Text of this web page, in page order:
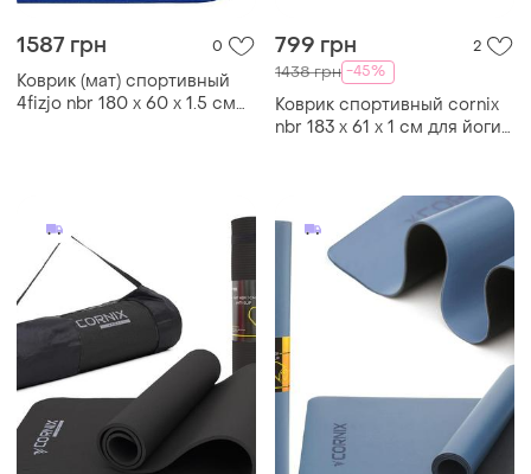
1587 грн 0
Коврик (мат) спортивный
4fizjo nbr 180 x 60 x 1.5 см
799 грн 2
1438 грн -45%
Коврик спортивный cornix
nbr 183 x 61 x 1 cм для йоги